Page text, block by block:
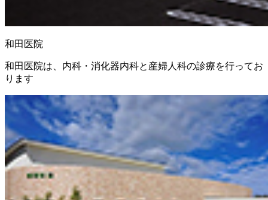
和田医院
和田医院は、内科・消化器内科と産婦人科の診療を行ってお
ります